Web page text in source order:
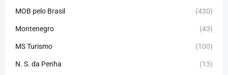
MOB pelo Brasil (430)
Montenegro (43)
MS Turismo (100)
N. S. da Penha (13)